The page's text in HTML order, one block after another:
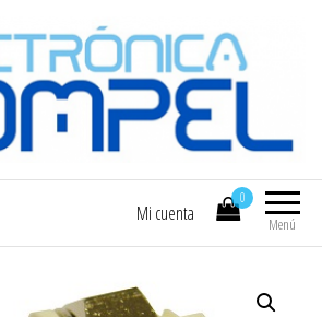
Electrónica COMPEL
Menú
0
Mi cuenta